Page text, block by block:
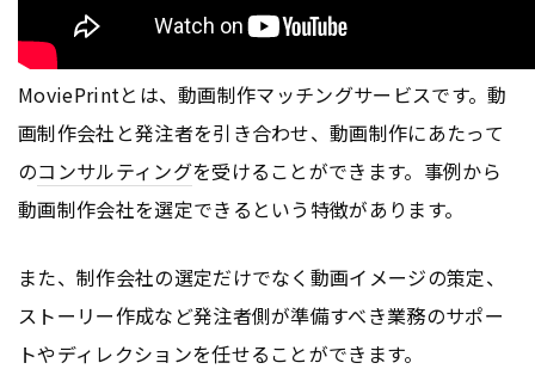
MoviePrintとは、動画制作マッチングサービスです。動
画制作会社と発注者を引き合わせ、動画制作にあたって
のコンサルティングを受けることができます。事例から
動画制作会社を選定できるという特徴があります。
また、制作会社の選定だけでなく動画イメージの策定、
ストーリー作成など発注者側が準備すべき業務のサポー
トやディレクションを任せることができます。